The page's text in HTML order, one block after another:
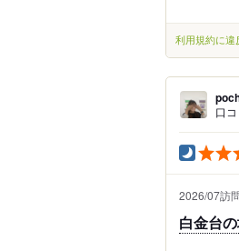
利用規約に違
口
2026/07訪
白金台